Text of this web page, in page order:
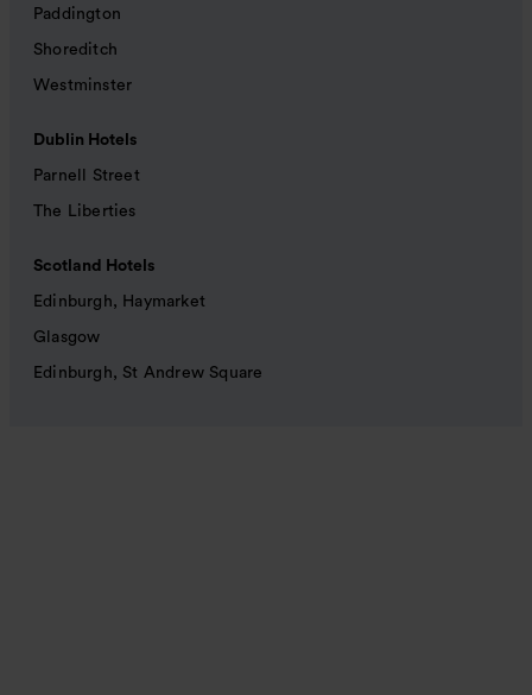
Paddington
Shoreditch
Westminster
Dublin Hotels
Parnell Street
The Liberties
Scotland Hotels
Edinburgh, Haymarket
Glasgow
Edinburgh, St Andrew Square